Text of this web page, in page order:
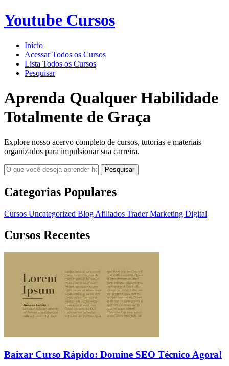
Youtube Cursos
Início
Acessar Todos os Cursos
Lista Todos os Cursos
Pesquisar
Aprenda Qualquer Habilidade
Totalmente de Graça
Explore nosso acervo completo de cursos, tutorias e materiais
organizados para impulsionar sua carreira.
Pesquisar
Categorias Populares
Cursos Uncategorized Blog Afiliados TraderMarketing Digital
Cursos Recentes
Baixar Curso Rápido: Domine SEO Técnico Agora!